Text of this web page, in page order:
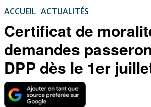
ACCUEIL ACTUALITÉS
Certificat de
demandes
DPP dès le 1er